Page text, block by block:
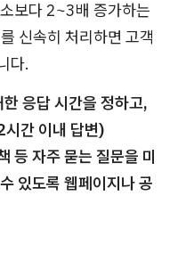
보다 2~3배 증가하는
신속히 처리하면 고객
다.
응답 시간을 정하고,
시간 이내 답변)
등 자주 묻는 질문을 미
있도록 웹페이지나 공